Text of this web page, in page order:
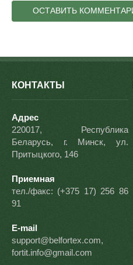
КОНТАКТЫ
Адрес
220017, Республика
Беларусь, г. Минск, ул.
Притыцкого, 146
Приемная
тел./факс: (+375 17) 256 86
91
E-mail
support@belfortex.com,
fortit.info@gmail.com